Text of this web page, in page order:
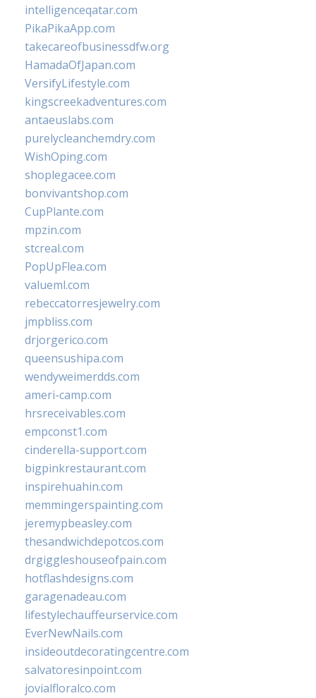
intelligenceqatar.com
PikaPikaApp.com
takecareofbusinessdfw.org
HamadaOfJapan.com
VersifyLifestyle.com
kingscreekadventures.com
antaeuslabs.com
purelycleanchemdry.com
WishOping.com
shoplegacee.com
bonvivantshop.com
CupPlante.com
mpzin.com
stcreal.com
PopUpFlea.com
valueml.com
rebeccatorresjewelry.com
jmpbliss.com
drjorgerico.com
queensushipa.com
wendyweimerdds.com
ameri-camp.com
hrsreceivables.com
empconst1.com
cinderella-support.com
bigpinkrestaurant.com
inspirehuahin.com
memmingerspainting.com
jeremypbeasley.com
thesandwichdepotcos.com
drgiggleshouseofpain.com
hotflashdesigns.com
garagenadeau.com
lifestylechauffeurservice.com
EverNewNails.com
insideoutdecoratingcentre.com
salvatoresinpoint.com
jovialfloralco.com